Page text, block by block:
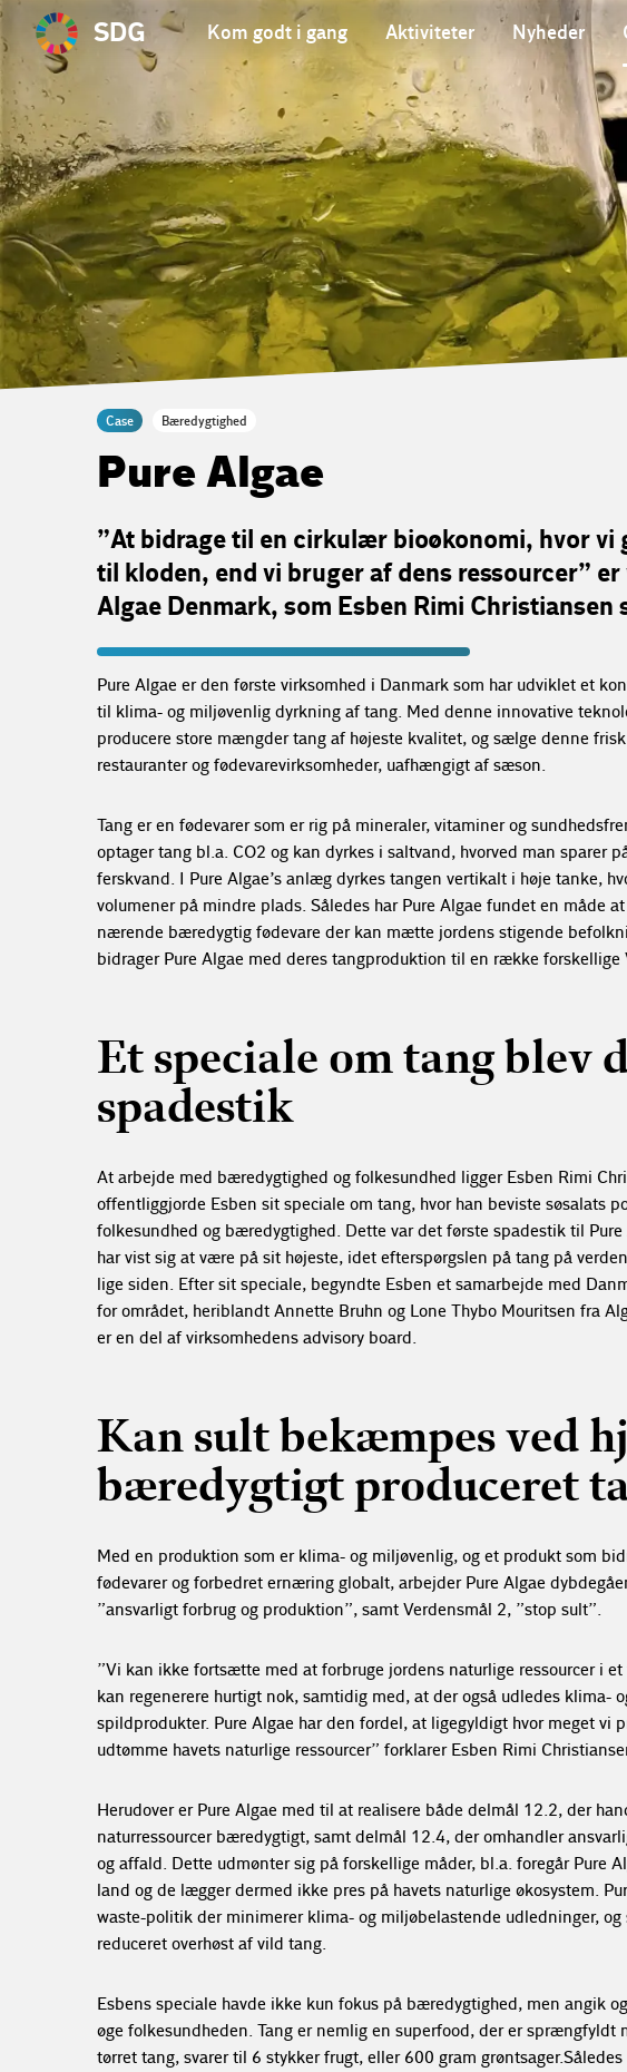
SDG Kom godt i gang Aktiviteter Nyheder
Case Bæredygtighed
Pure Algae
”At bidrage til en cirkulær bioøkonomi, hvor vi
til kloden, end vi bruger af dens ressourcer”
Algae Denmark, som Esben Rimi Christiansen
Pure Algae er den første virksomhed i Danmark som har udviklet et
til klima- og miljøvenlig dyrkning af tang. Med denne innovative
producere store mængder tang af højeste kvalitet, og sælge denne
restauranter og fødevarevirksomheder, uafhængigt af sæson.
Tang er en fødevarer som er rig på mineraler, vitaminer og
optager tang bl.a. CO2 og kan dyrkes i saltvand, hvorved man sparer
ferskvand. I Pure Algae’s anlæg dyrkes tangen vertikalt i høje tanke,
volumener på mindre plads. Således har Pure Algae fundet en måde
nærende bæredygtig fødevare der kan mætte jordens stigende
bidrager Pure Algae med deres tangproduktion til en række forskellige
Et speciale om tang blev
spadestik
At arbejde med bæredygtighed og folkesundhed ligger Esben Rimi
offentliggjorde Esben sit speciale om tang, hvor han beviste søsalats
folkesundhed og bæredygtighed. Dette var det første spadestik til
har vist sig at være på sit højeste, idet efterspørgslen på tang på
lige siden. Efter sit speciale, begyndte Esben et samarbejde med
for området, heriblandt Annette Bruhn og Lone Thybo Mouritsen fra
er en del af virksomhedens advisory board.
Kan sult bekæmpes ved
bæredygtigt produceret
Med en produktion som er klima- og miljøvenlig, og et produkt som
fødevarer og forbedret ernæring globalt, arbejder Pure Algae
”ansvarligt forbrug og produktion”, samt Verdensmål 2, ”stop sult”.
”Vi kan ikke fortsætte med at forbruge jordens naturlige ressourcer i
kan regenerere hurtigt nok, samtidig med, at der også udledes klima-
spildprodukter. Pure Algae har den fordel, at ligegyldigt hvor meget vi
udtømme havets naturlige ressourcer” forklarer Esben Rimi
Herudover er Pure Algae med til at realisere både delmål 12.2, der
naturressourcer bæredygtigt, samt delmål 12.4, der omhandler
og affald. Dette udmønter sig på forskellige måder, bl.a. foregår Pure
land og de lægger dermed ikke pres på havets naturlige økosystem.
waste-politik der minimerer klima- og miljøbelastende udledninger, og
reduceret overhøst af vild tang.
Esbens speciale havde ikke kun fokus på bæredygtighed, men angik
øge folkesundheden. Tang er nemlig en superfood, der er sprængfyldt
tørret tang, svarer til 6 stykker frugt, eller 600 gram grøntsager. Således